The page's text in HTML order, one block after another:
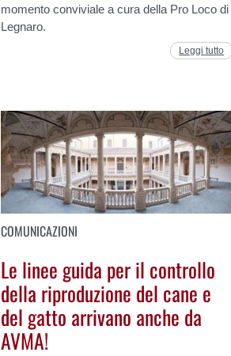
momento conviviale a cura della Pro Loco di
Legnaro.
Leggi tutto
COMUNICAZIONI
Le linee guida per il controllo
della riproduzione del cane e
del gatto arrivano anche da
AVMA!